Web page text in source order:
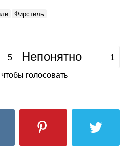
Фирстиль
5 Непонятно 1
голосовать